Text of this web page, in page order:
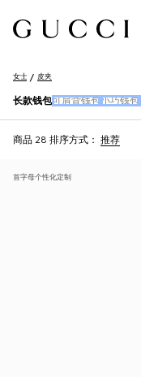
女士 皮夹
长款钱包可肩背钱包 小巧钱包
商品 28 排序方式： 推荐
首字母个性化定制